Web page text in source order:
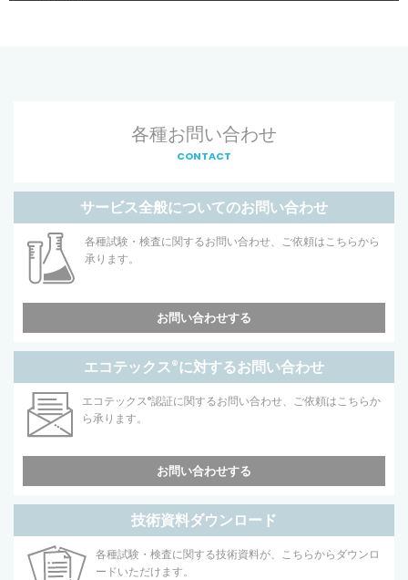
各種お問い合わせ
CONTACT
サービス全般についてのお問い合わせ
各種試験・検査に関するお問い合わせ、ご依頼はこちらから
承ります。
お問い合わせする
エコテックス®に対するお問い合わせ
エコテックス®認証に関するお問い合わせ、ご依頼はこちらか
ら承ります。
お問い合わせする
技術資料ダウンロード
各種試験・検査に関する技術資料が、こちらからダウンロ
ードいただけます。